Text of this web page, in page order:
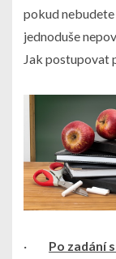
pokud
jednoduše
Jak postupovat
· Po zadání